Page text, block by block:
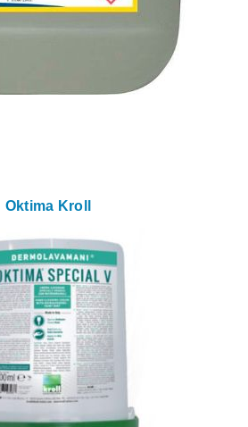
Oktima Kroll